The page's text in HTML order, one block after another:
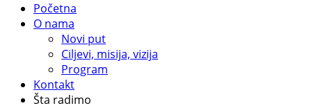
Početna
O nama
Novi put
Ciljevi, misija, vizija
Program
Kontakt
Šta radimo